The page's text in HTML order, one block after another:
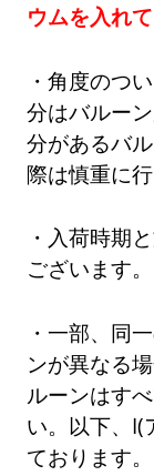
ウムを入れ
・角度のつ
分はバルー
分があるバ
際は慎重に
・入荷時期
ございます。
・一部、同
ンが異なる
ルーンはす
い。以下、I(
ております。